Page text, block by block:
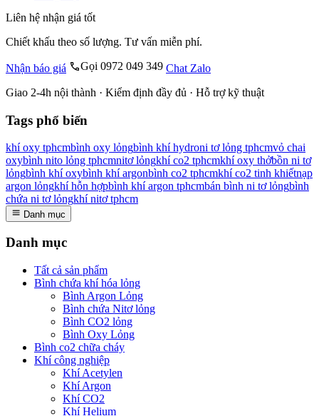
Liên hệ nhận giá tốt
Chiết khấu theo số lượng. Tư vấn miễn phí.
Nhận báo giá Gọi 0972 049 349 Chat Zalo
Giao 2-4h nội thành · Kiểm định đầy đủ · Hỗ trợ kỹ thuật
Tags phổ biến
khí oxy tphcmbình oxy lỏngbình khí hydroni tơ lỏng tphcmvỏ chai
oxybình nito lỏng tphcmnitơ lỏngkhí co2 tphcmkhí oxy thởbồn ni tơ
lỏngbình khí oxybình khí argonbình co2 tphcmkhí co2 tinh khiếtnạp
argon lỏngkhí hỗn hợpbình khí argon tphcmbán bình ni tơ lỏngbình
chứa ni tơ lỏngkhí nitơ tphcm
Danh mục
Danh mục
Tất cả sản phẩm
Bình chứa khí hóa lỏng
Bình Argon Lỏng
Bình chứa Nitơ lỏng
Bình CO2 lỏng
Bình Oxy Lỏng
Bình co2 chữa cháy
Khí công nghiệp
Khí Acetylen
Khí Argon
Khí CO2
Khí Helium